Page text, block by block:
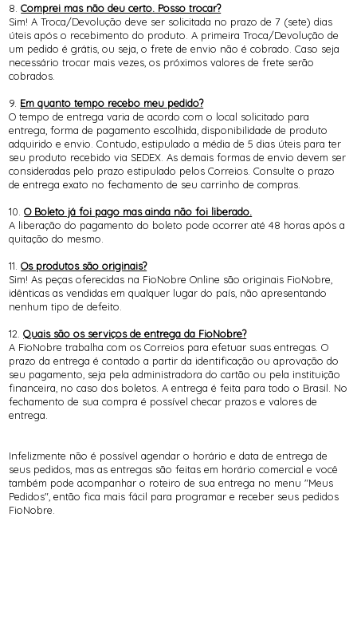
8.Comprei mas não deu certo. Posso trocar?
Sim! A Troca/Devolução deve ser solicitada no prazo de 7 (sete) dias
úteis após o recebimento do produto. A primeira Troca/Devolução de
um pedido é grátis, ou seja, o frete de envio não é cobrado. Caso seja
necessário trocar mais vezes, os próximos valores de frete serão
cobrados.
9. Em quanto tempo recebo meu pedido?
O tempo de entrega varia de acordo com o local solicitado para
entrega, forma de pagamento escolhida, disponibilidade de produto
adquirido e envio. Contudo, estipulado a média de 5 dias úteis para ter
seu produto recebido via SEDEX. As demais formas de envio devem ser
consideradas pelo prazo estipulado pelos Correios. Consulte o prazo
de entrega exato no fechamento de seu carrinho de compras.
10.O Boleto já foi pago mas ainda não foi liberado.
A liberação do pagamento do boleto pode ocorrer até 48 horas após a
quitação do mesmo.
11.Os produtos são originais?
Sim! As peças oferecidas na FioNobre Online são originais FioNobre,
idênticas as vendidas em qualquer lugar do país, não apresentando
nenhum tipo de defeito.
12.Quais são os serviços de entrega da FioNobre?
A FioNobre trabalha com os Correios para efetuar suas entregas. O
prazo da entrega é contado a partir da identificação ou aprovação do
seu pagamento, seja pela administradora do cartão ou pela instituição
financeira, no caso dos boletos. A entrega é feita para todo o Brasil. No
fechamento de sua compra é possível checar prazos e valores de
entrega.
Infelizmente não é possível agendar o horário e data de entrega de
seus pedidos, mas as entregas são feitas em horário comercial e você
também pode acompanhar o roteiro de sua entrega no menu "Meus
Pedidos", então fica mais fácil para programar e receber seus pedidos
FioNobre.